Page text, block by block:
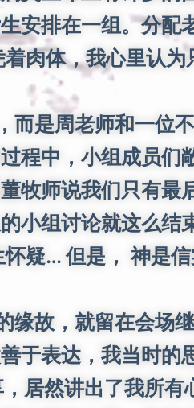
安排在一组。分配
肉体，我心里认
是周老师和一位
程中，小组成员们
牧师说我们只有最
小组讨论就这么结
疑… 但是， 神是
故，就留在会场
于表达，我当时的
居然讲出了我所有